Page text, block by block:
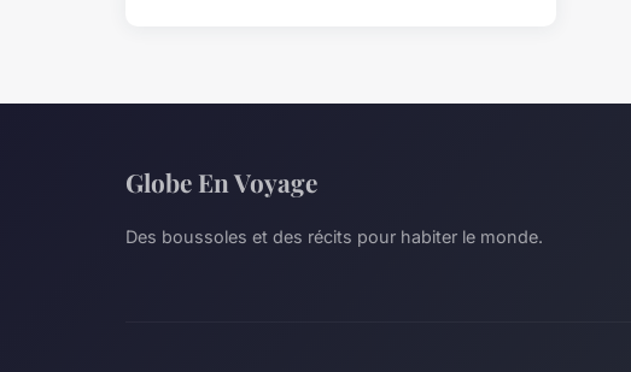
Globe En Voyage
Des boussoles et des récits pour habiter le monde.